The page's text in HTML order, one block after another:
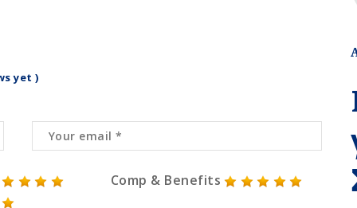
yet )
Comp & Benefits